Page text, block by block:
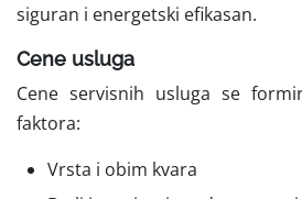
siguran i energetski efikasan.
Cene usluga
Cene servisnih usluga se
faktora:
Vrsta i obim kvara